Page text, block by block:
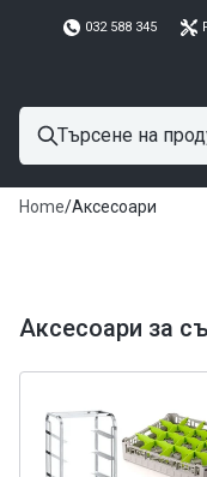
032 588 345
Home/Аксесоари
Аксесоари за